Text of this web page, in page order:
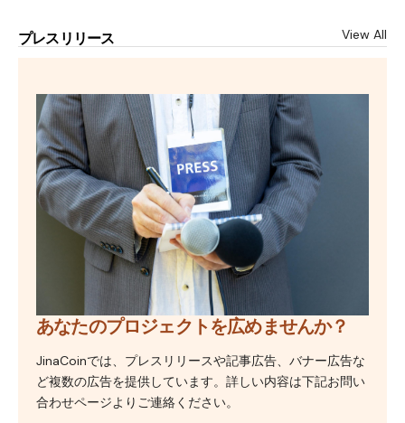
プレスリリース View All
あなたのプロジェクトを広めませんか？
JinaCoinでは、プレスリリースや記事広告、バナー広告な
ど複数の広告を提供しています。詳しい内容は下記お問い
合わせページよりご連絡ください。